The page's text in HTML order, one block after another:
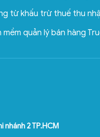
từ khấu trừ thuế thu
mềm quản lý bán hàng
nhánh 2 TP.HCM